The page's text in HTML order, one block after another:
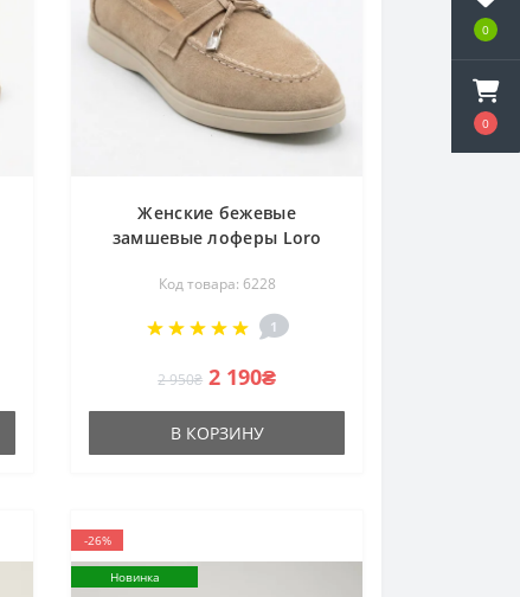
0
0
Женские бежевые
замшевые лоферы Loro
206180 1098TZ-A 340-3041-
Код товара: 6228
1
2 950₴ 2 190₴
В КОРЗИНУ
-26%
Новинка